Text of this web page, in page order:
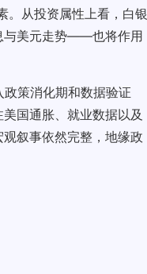
。从投资属性上看，白银
与美元走势——也将作用
策消化期和数据验证
国通胀、就业数据以及
叙事依然完整，地缘政